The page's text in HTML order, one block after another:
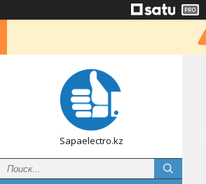
Sapaelectro.kz